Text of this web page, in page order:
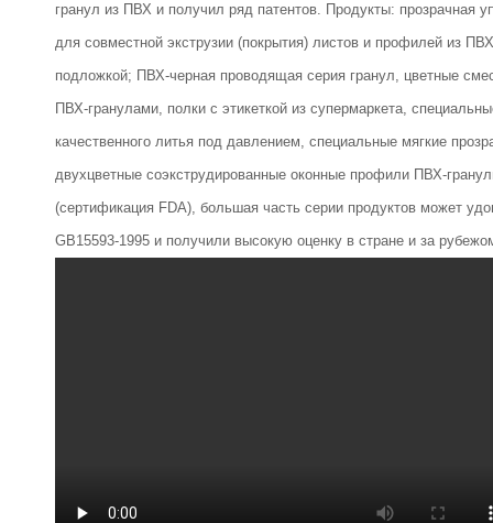
гранул из ПВХ и получил ряд патентов. Продукты: прозрачная
для совместной экструзии (покрытия) листов и профилей из
подложкой; ПВХ-черная проводящая серия гранул, цветные
ПВХ-гранулами, полки с этикеткой из супермаркета,
качественного литья под давлением, специальные мягкие
двухцветные соэкструдированные оконные профили ПВХ-
(сертификация FDA), большая часть серии продуктов может
GB15593-1995 и получили высокую оценку в стране и за